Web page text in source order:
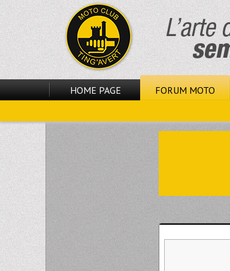
HOME PAGE FORUM MOTO